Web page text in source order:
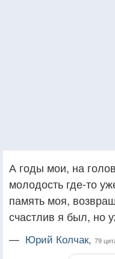
А годы мои, на
молодость где-то
память моя,
счастлив я был, но
— Юрий Колчак, 79